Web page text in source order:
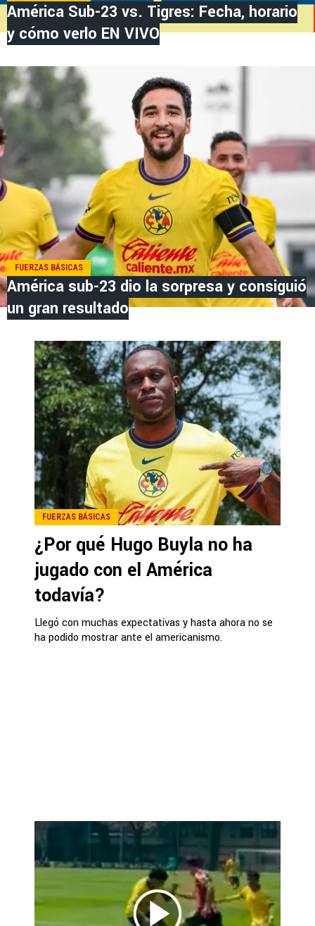
América Sub-23 vs. Tigres: Fecha, horario
y cómo verlo EN VIVO
FUERZAS BÁSICAS
América sub-23 dio la sorpresa y consiguió
un gran resultado
FUERZAS BÁSICAS
¿Por qué Hugo Buyla no ha
jugado con el América
todavía?
Llegó con muchas expectativas y hasta ahora no se
ha podido mostrar ante el americanismo.